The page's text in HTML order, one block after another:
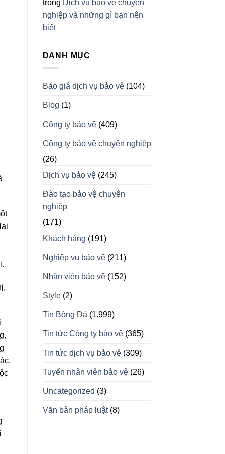
trong Dịch vụ bảo vệ chuyên
nghiệp và những gì bạn nên
biết
DANH MỤC
Báo giá dịch vụ bảo vệ(104)
Blog (1)
Công ty bảo vệ(409)
Công ty bảo vệ chuyên nghiệp
(26)
Dịch vụ bảo vệ(245)
Đào tạo bảo vệ chuyên
nghiệp
(171)
Khách hàng (191)
Nghiệp vụ bảo vệ(211)
Nhân viên bảo vệ(152)
Style(2)
Tin Bóng Đá (1.999)
Tin tức Công ty bảo vệ(365)
Tin tức dịch vụ bảo vệ(309)
Tuyển nhân viên bảo vệ(26)
Uncategorized (3)
Văn bản pháp luật(8)